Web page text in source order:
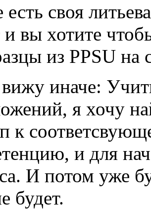
есть своя
и вы хотите
из PPSU на
иначе:
я хочу
к
и для
И потом уже
будет.